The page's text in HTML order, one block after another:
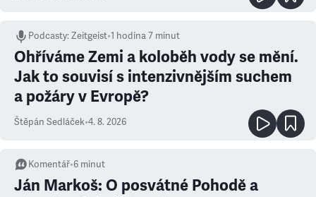
Podcasty:Zeitgeist•1 hodina 7 minut
Ohříváme Zemi a koloběh vody se mění.
Jak to souvisí s intenzivnějším suchem
a požáry v Evropě?
Štěpán Sedláček•4. 8. 2026
Komentář•6 minut
Ján Markoš: O posvátné Pohodě a